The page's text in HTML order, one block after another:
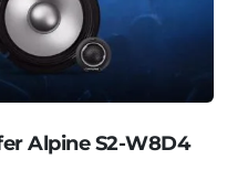
Alpine S2-W8D4